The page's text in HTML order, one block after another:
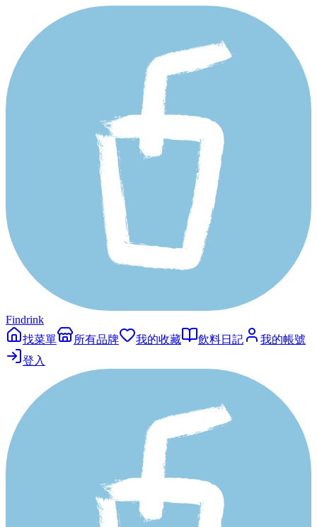
Findrink
找菜單
所有品牌 我的收藏 飲料日記
我的帳號
登入